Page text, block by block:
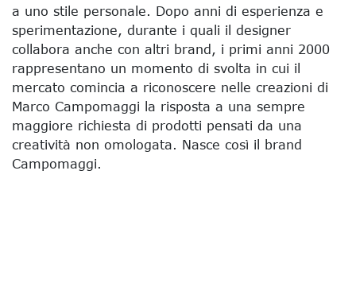
a uno stile personale. Dopo anni di esperienza e
sperimentazione, durante i quali il designer
collabora anche con altri brand, i primi anni 2000
rappresentano un momento di svolta in cui il
mercato comincia a riconoscere nelle creazioni di
Marco Campomaggi la risposta a una sempre
maggiore richiesta di prodotti pensati da una
creatività non omologata. Nasce così il brand
Campomaggi.